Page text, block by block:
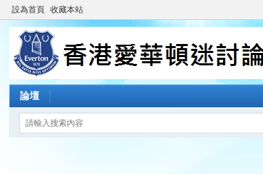
設為首頁 收藏本站
論壇